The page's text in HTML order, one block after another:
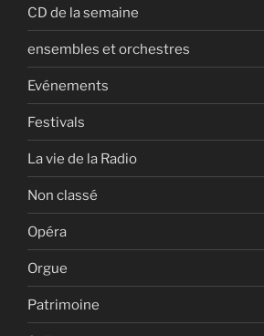
CD de la semaine
ensembles et orchestres
Evénements
Festivals
La vie de la Radio
Non classé
Opéra
Orgue
Patrimoine